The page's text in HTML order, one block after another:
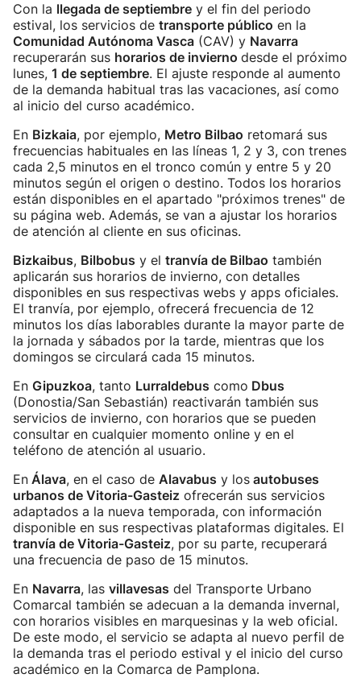
Con la llegada de septiembre y el fin del periodo
estival, los servicios de transporte público en la
Comunidad Autónoma Vasca (CAV) y Navarra
recuperarán sus horarios de invierno desde el próximo
lunes, 1 de septiembre. El ajuste responde al aumento
de la demanda habitual tras las vacaciones, así como
al inicio del curso académico.
En Bizkaia, por ejemplo, Metro Bilbao retomará sus
frecuencias habituales en las líneas 1, 2 y 3, con trenes
cada 2,5 minutos en el tronco común y entre 5 y 20
minutos según el origen o destino. Todos los horarios
están disponibles en el apartado "próximos trenes" de
su página web. Además, se van a ajustar los horarios
de atención al cliente en sus oficinas.
Bizkaibus, Bilbobus y el tranvía de Bilbao también
aplicarán sus horarios de invierno, con detalles
disponibles en sus respectivas webs y apps oficiales.
El tranvía, por ejemplo, ofrecerá frecuencia de 12
minutos los días laborables durante la mayor parte de
la jornada y sábados por la tarde, mientras que los
domingos se circulará cada 15 minutos.
En Gipuzkoa, tanto Lurraldebus como Dbus
(Donostia/San Sebastián) reactivarán también sus
servicios de invierno, con horarios que se pueden
consultar en cualquier momento online y en el
teléfono de atención al usuario.
En Álava, en el caso de Alavabus y los autobuses
urbanos de Vitoria-Gasteiz ofrecerán sus servicios
adaptados a la nueva temporada, con información
disponible en sus respectivas plataformas digitales. El
tranvía de Vitoria-Gasteiz, por su parte, recuperará
una frecuencia de paso de 15 minutos.
En Navarra, las villavesas del Transporte Urbano
Comarcal también se adecuan a la demanda invernal,
con horarios visibles en marquesinas y la web oficial.
De este modo, el servicio se adapta al nuevo perfil de
la demanda tras el periodo estival y el inicio del curso
académico en la Comarca de Pamplona.